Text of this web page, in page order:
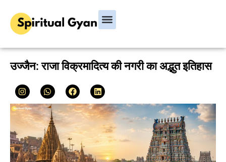
उज्जैन: राजा विक्रमादित्य की नगरी का अद्भुत इतिहास